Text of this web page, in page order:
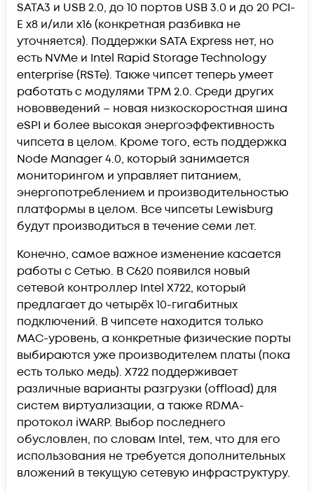
SATA3 и USB 2.0, до 10 портов USB 3.0 и до 20 PCI-
E x8 и/или x16 (конкретная разбивка не
уточняется). Поддержки SATA Express нет, но
есть NVMe и Intel Rapid Storage Technology
enterprise (RSTe). Также чипсет теперь умеет
работать с модулями TPM 2.0. Среди других
нововведений – новая низкоскоростная шина
eSPI и более высокая энергоэффективность
чипсета в целом. Кроме того, есть поддержка
Node Manager 4.0, который занимается
мониторингом и управляет питанием,
энергопотреблением и производительностью
платформы в целом. Все чипсеты Lewisburg
будут производиться в течение семи лет.
Конечно, самое важное изменение касается
работы с Сетью. В C620 появился новый
сетевой контроллер Intel X722, который
предлагает до четырёх 10-гигабитных
подключений. В чипсете находится только
MAC-уровень, а конкретные физические порты
выбираются уже производителем платы (пока
есть только медь). X722 поддерживает
различные варианты разгрузки (offload) для
систем виртуализации, а также RDMA-
протокол iWARP. Выбор последнего
обусловлен, по словам Intel, тем, что для его
использования не требуется дополнительных
вложений в текущую сетевую инфраструктуру.